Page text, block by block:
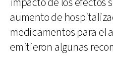
aumento de
medicamentos para el
emitieron algunas